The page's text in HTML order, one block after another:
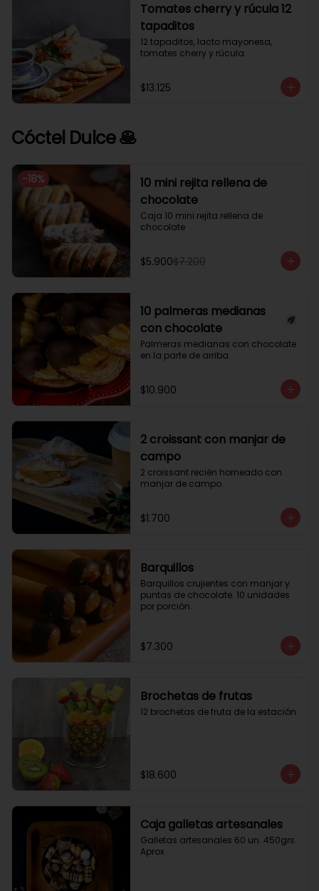
Tomates cherry y rúcula 12
tapaditos
12 tapaditos, lacto mayonesa,
tomates cherry y rúcula.
$13.125
Cóctel Dulce 🥞
-18%
10 mini rejita rellena de
chocolate
Caja 10 mini rejita rellena de
chocolate
$5.900$7.200
10 palmeras medianas
con chocolate
Palmeras medianas con chocolate
en la parte de arriba.
$10.900
2 croissant con manjar de
campo
2 croissant recién horneado con
manjar de campo.
$1.700
Barquillos
Barquillos crujientes con manjar y
puntas de chocolate. 10 unidades
por porción.
$7.300
Brochetas de frutas
12 brochetas de fruta de la estación
$18.600
Caja galletas artesanales
Galletas artesanales 60 un. 450grs.
Aprox